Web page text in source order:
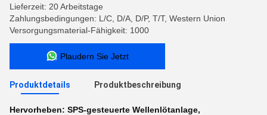
Lieferzeit: 20 Arbeitstage
Zahlungsbedingungen: L/C, D/A, D/P, T/T, Western Union
Versorgungsmaterial-Fähigkeit: 1000
Plaudern Sie Jetzt
Produktdetails Produktbeschreibung
Hervorheben: SPS-gesteuerte Wellenlötanlage,